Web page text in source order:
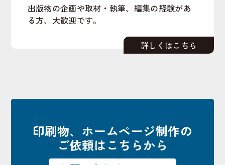
出版物の企画や取材・執筆、編集の経験があ
る方、大歓迎です。
印刷物、ホームページ制作の
ご依頼はこちらから